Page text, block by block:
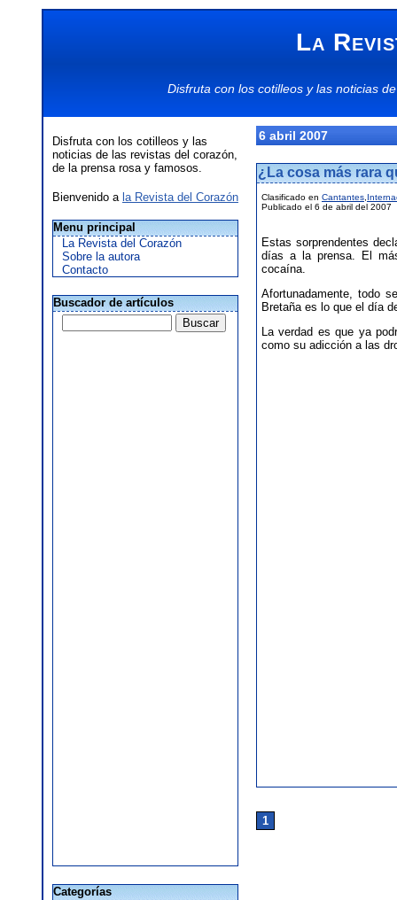
La
Disfruta con los cotilleosy las noticias
Disfruta con los cotilleos y las
noticias de las revistas del corazón,
de la prensa rosa y famosos.
Bienvenido a la Revista del Corazón
Menu principal
La Revista del Corazón
Sobre la autora
Contacto
Buscador de artículos
Categorías
6 abril 2007
¿La cosa más rara
Clasificado en Cantantes
Publicado el 6 de abril del 2007
Estas sorprendentes
días a la prensa. El
cocaína.
Afortunadamente, todo
Bretaña es lo que el día
La verdad es que ya
como su adicción a las
1